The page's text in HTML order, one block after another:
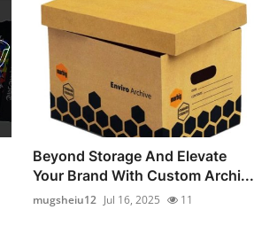
Beyond Storage And Elevate
Your Brand With Custom Archi...
mugsheiu12 Jul 16, 2025 11